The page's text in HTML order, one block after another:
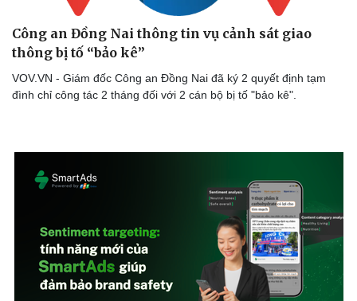
Công an Đồng Nai thông tin vụ cảnh sát giao
thông bị tố “bảo kê”
VOV.VN - Giám đốc Công an Đồng Nai đã ký 2 quyết định tạm
đình chỉ công tác 2 tháng đối với 2 cán bộ bị tố "bảo kê".